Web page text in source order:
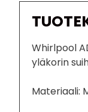
Whirlpool
yläkorin
Materiaali: